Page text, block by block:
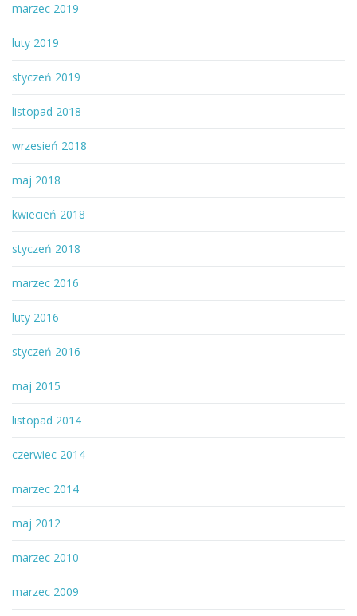
marzec 2019
luty 2019
styczeń 2019
listopad 2018
wrzesień 2018
maj 2018
kwiecień 2018
styczeń 2018
marzec 2016
luty 2016
styczeń 2016
maj 2015
listopad 2014
czerwiec 2014
marzec 2014
maj 2012
marzec 2010
marzec 2009